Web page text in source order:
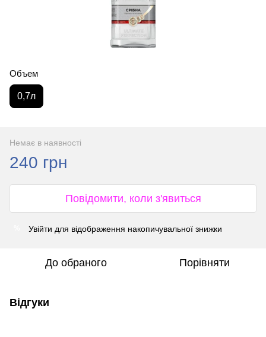
Объем
0,7л
Немає в наявності
240 грн
Повідомити, коли з'явиться
Увійти для відображення накопичувальної знижки
До обраного Порівняти
Відгуки